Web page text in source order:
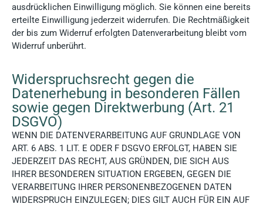
ausdrücklichen Einwilligung möglich. Sie können eine bereits
erteilte Einwilligung jederzeit widerrufen. Die Rechtmäßigkeit
der bis zum Widerruf erfolgten Datenverarbeitung bleibt vom
Widerruf unberührt.
Widerspruchsrecht gegen die
Datenerhebung in besonderen Fällen
sowie gegen Direktwerbung (Art. 21
DSGVO)
WENN DIE DATENVERARBEITUNG AUF GRUNDLAGE VON
ART. 6 ABS. 1 LIT. E ODER F DSGVO ERFOLGT, HABEN SIE
JEDERZEIT DAS RECHT, AUS GRÜNDEN, DIE SICH AUS
IHRER BESONDEREN SITUATION ERGEBEN, GEGEN DIE
VERARBEITUNG IHRER PERSONENBEZOGENEN DATEN
WIDERSPRUCH EINZULEGEN; DIES GILT AUCH FÜR EIN AUF